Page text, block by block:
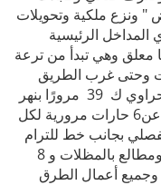
ونزع ملكية وتحويلات
المداخل الرئيسية
معلق وهي تبدأ من ترعة
وحتى غرب الطريق
الدائري في اتجاه طريق الاسكندرية الصحراوي ك 39 مرورًا بنهر
النيل، ويتكون المحور من اتجاهين عبارة عن6 حارات مرورية لكل
بجانب خط للترام
السريع بطول 13.5 كم شاملة 6 منازل ومطالع بالمظلات و 8
وجميع أعمال الطرق